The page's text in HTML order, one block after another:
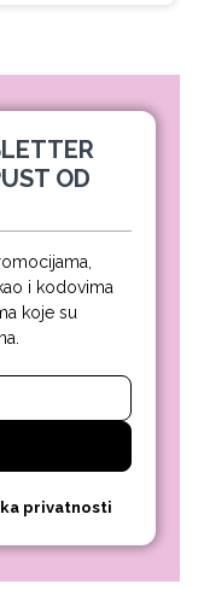
OD
i kodovima
koje su
privatnosti